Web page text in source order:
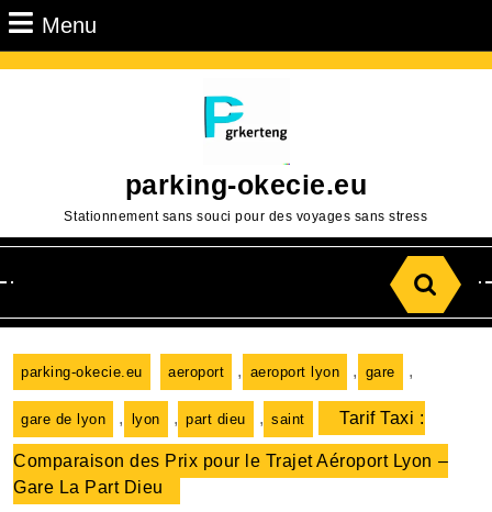
Passer
au
Menu
parking-okecie.eu
Stationnement sans souci pour des voyages sans stress
for:
parking-okecie.eu aeroport , aeroport lyon , gare ,
gare de lyon , lyon , part dieu , saint Tarif Taxi :
Comparaison des Prix pour le Trajet Aéroport Lyon –
Gare La Part Dieu